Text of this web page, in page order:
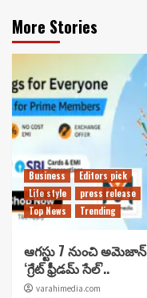
More Stories
Business
Editors pick
Life style
press release
Top News
Trending
ఆగస్టు 7 నుంచి అమెజాన్
‘గ్రేట్ ఫ్రీడమ్ సేల్’..
varahimedia.com